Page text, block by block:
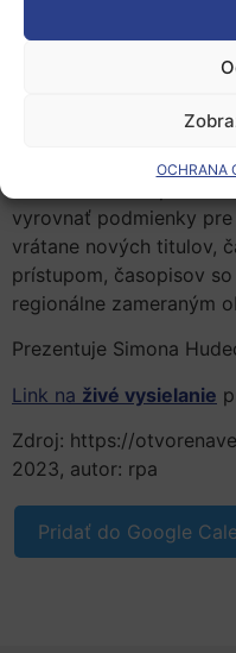
OCHRANA
prístupu môže byť
nových informácií a
deklarujú, že uplatnenie
hodnotiacich postupov
vyrovnať podmienky
vrátane nových titulov,
prístupom, časopisov
regionálne zameraným
Prezentuje Simona
Link na živé vysielanie
Zdroj: https://
2023, autor: rpa
Pridať do Google